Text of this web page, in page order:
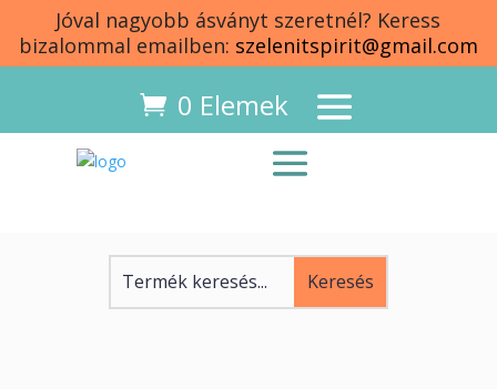
Jóval nagyobb ásványt szeretnél? Keress
bizalommal emailben: szelenitspirit@gmail.com
0 Elemek